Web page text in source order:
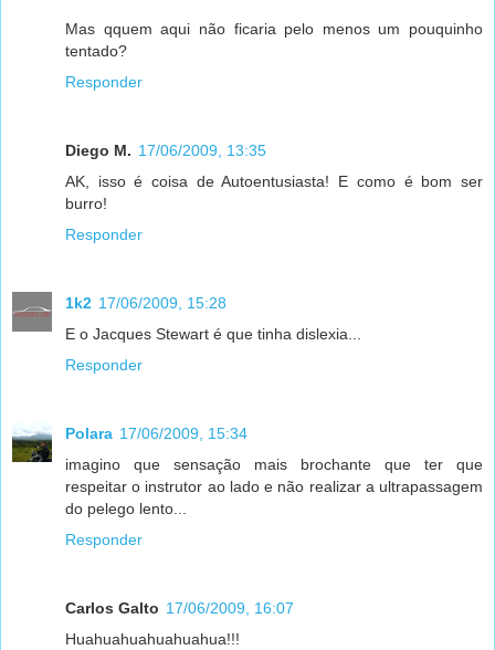
Mas qquem aqui não ficaria pelo menos um pouquinho
tentado?
Responder
Diego M. 17/06/2009, 13:35
AK, isso é coisa de Autoentusiasta! E como é bom ser
burro!
Responder
1k2 17/06/2009, 15:28
E o Jacques Stewart é que tinha dislexia...
Responder
Polara 17/06/2009, 15:34
imagino que sensação mais brochante que ter que
respeitar o instrutor ao lado e não realizar a ultrapassagem
do pelego lento...
Responder
Carlos Galto 17/06/2009, 16:07
Huahuahuahuahuahua!!!